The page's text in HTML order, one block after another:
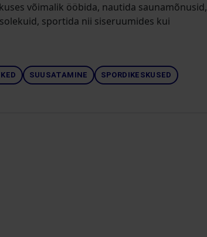
võimalik ööbida, nautida saunamõnusid,
sportida nii siseruumides kui
SUUSATAMINE SPORDIKESKUSED